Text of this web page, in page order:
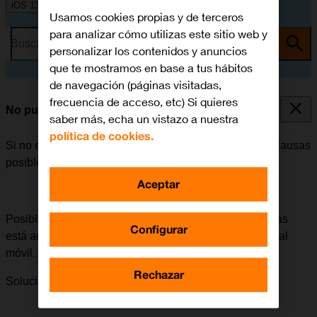
iOS 13.1
Busca por problema o tema
No puedo recibir llamadas
Si no es posible recibir llamadas, puede haber varias causas
posibles al problema.
Posible causa 2 de 3:
Si el desvío de todas las llamadas
está activado, no será posible recibir ninguna llamada al
móvil.
Solución: Cómo cancelar todos los desvíos.
Usamos cookies propias y de terceros
para analizar cómo utilizas este sitio web y
personalizar los contenidos y anuncios
que te mostramos en base a tus hábitos
de navegación (páginas visitadas,
frecuencia de acceso, etc) Si quieres
saber más, echa un vistazo a nuestra
política de cookies.
Configurar
Rechazar
Aceptar